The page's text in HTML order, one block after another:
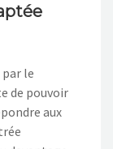
le
de pouvoir
aux